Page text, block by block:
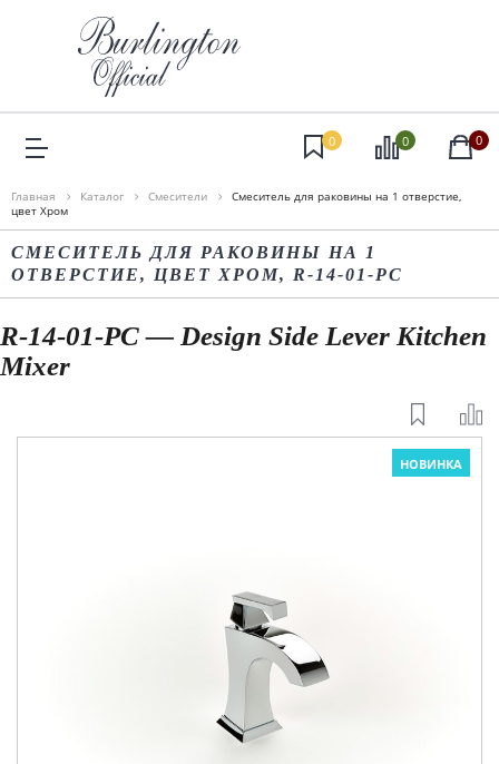
0 0 0
Главная Каталог Смесители
Смеситель для раковины на 1 отверстие,
цвет Хром
СМЕСИТЕЛЬ ДЛЯ РАКОВИНЫ НА 1
ОТВЕРСТИЕ, ЦВЕТ ХРОМ, R-14-01-PC
R-14-01-PC — Design Side Lever Kitchen
Mixer
НОВИНКА